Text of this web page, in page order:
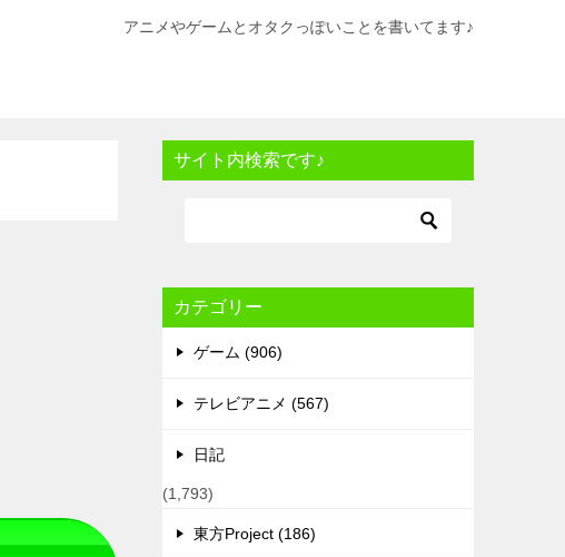
アニメやゲームとオタクっぽいことを書いてます♪
サイト内検索です♪
カテゴリー
ゲーム (906)
テレビアニメ (567)
日記
(1,793)
東方Project (186)